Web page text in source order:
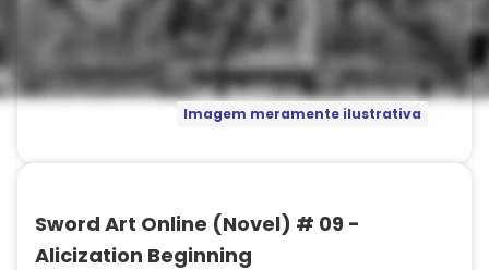
Imagem meramente ilustrativa
Sword Art Online (Novel) # 09 -
Alicization Beginning